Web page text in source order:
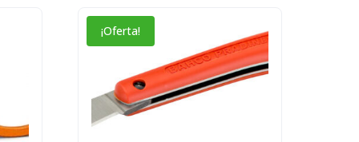
¡Oferta!